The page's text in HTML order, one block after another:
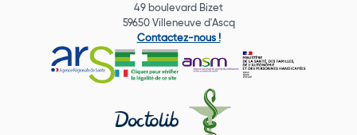
49 boulevard Bizet
59650 Villeneuve d'Ascq
Contactez-nous !